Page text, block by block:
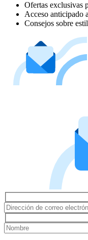
Ofertas exclusivas
Acceso anticipado
Consejos sobre